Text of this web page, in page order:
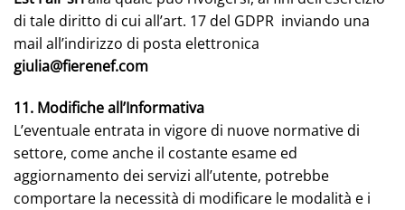
di tale diritto di cui all’art. 17 del GDPR inviando una
mail all’indirizzo di posta elettronica
giulia@fierenef.com
11. Modifiche all’Informativa
L’eventuale entrata in vigore di nuove normative di
settore, come anche il costante esame ed
aggiornamento dei servizi all’utente, potrebbe
comportare la necessità di modificare le modalità e i